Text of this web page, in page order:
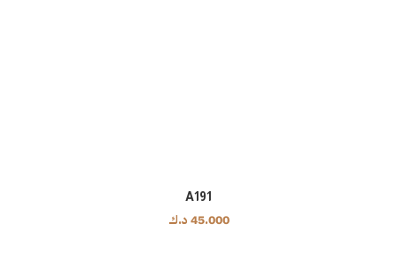
A191
45.000د.ك